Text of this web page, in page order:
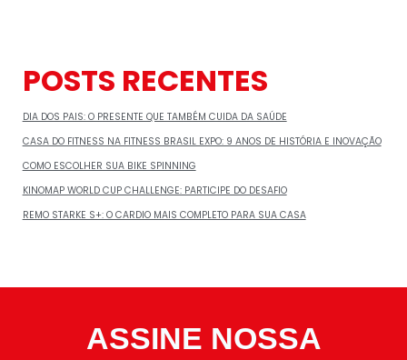
POSTS RECENTES
DIA DOS PAIS: O PRESENTE QUE TAMBÉM CUIDA DA SAÚDE
CASA DO FITNESS NA FITNESS BRASIL EXPO: 9 ANOS DE HISTÓRIA E INOVAÇÃO
COMO ESCOLHER SUA BIKE SPINNING
KINOMAP WORLD CUP CHALLENGE: PARTICIPE DO DESAFIO
REMO STARKE S+: O CARDIO MAIS COMPLETO PARA SUA CASA
ASSINE NOSSA